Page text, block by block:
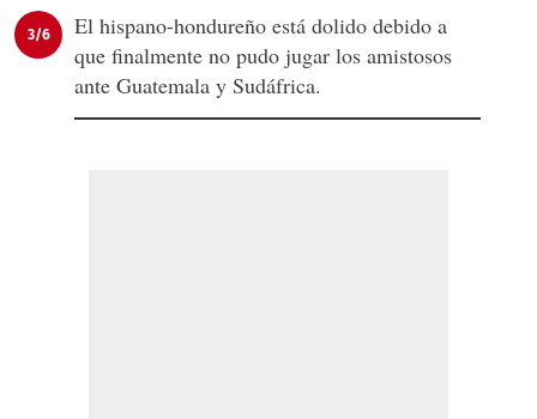
3/6
El hispano-hondureño está dolido debido a
que finalmente no pudo jugar los amistosos
ante Guatemala y Sudáfrica.